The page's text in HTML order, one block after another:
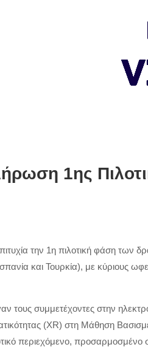
1ης
την 1η πιλοτική φάση των
και Τουρκία), με κύριους
τους συμμετέχοντες στην
(XR) στη Μάθηση
περιεχόμενο, προσαρμοσμένο